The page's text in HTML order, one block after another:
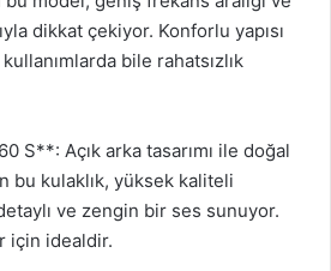
dikkat çekiyor. Konforlu yapısı
bile rahatsızlık
S**: Açık arka tasarımı ile doğal
bu kulaklık, yüksek kaliteli
ve zengin bir ses sunuyor.
için idealdir.